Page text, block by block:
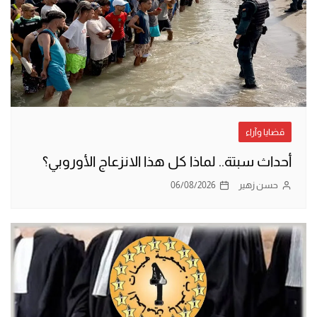
قضايا وآراء
أحداث سبتة.. لماذا كل هذا الانزعاج الأوروبي؟
حسن زهير 06/08/2026